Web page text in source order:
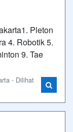
Pleton
4. Robotik 5.
9. Tae
- Dilihat